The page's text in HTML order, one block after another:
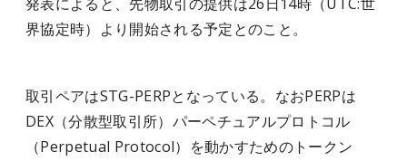
界協定時）より開始される予定とのこと。
取引ペアはSTG-PERPとなっている。なおPERPは
DEX（分散型取引所）パーペチュアルプロトコル
（Perpetual Protocol）を動かすためのトークン